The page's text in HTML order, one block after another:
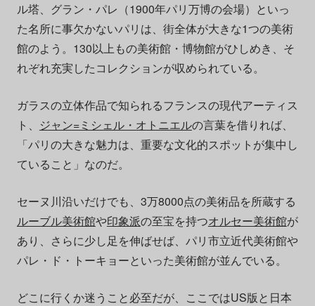
ル塔、グラン・パレ（1900年パリ万博の会場）といっ
た名所に事欠かないパリは、街全体が大きな1つの美術
館のよう。130以上もの美術館・博物館がひしめき、そ
れぞれ充実したコレクションが収められている。
ガラスの立体作品で知られるフランスの現代アーティス
ト、 ジャン=ミシェル・オトニエルの言葉を借りれば、
「パリの大きな魅力は、重要な文化的スポットが集中し
ていること」なのだ。
セーヌ川沿いだけでも、3万8000点の美術品を所蔵する
ルーブル美術館や印象派の至宝を持つオルセー美術館が
あり、さらに少し足を伸ばせば、パリ市立近代美術館や
パレ・ド・トーキョーといった美術館が並んでいる。
どこに行くか迷うこと必至だが、ここではUS版と日本